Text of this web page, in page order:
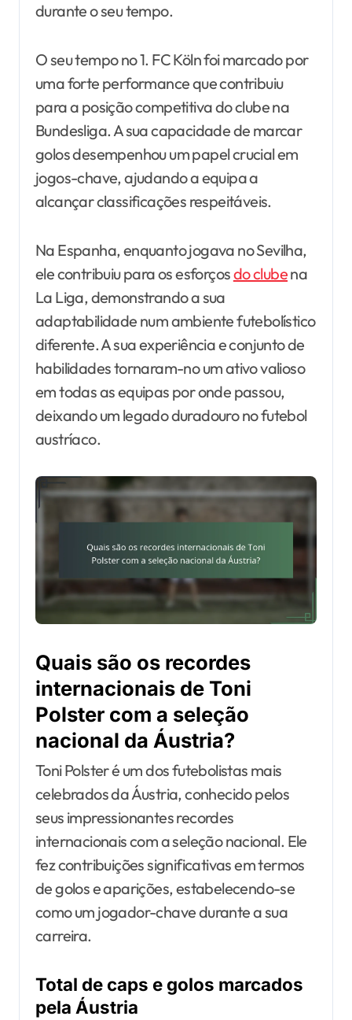
durante o seu tempo.
O seu tempo no 1. FC Köln foi marcado por
uma forte performance que contribuiu
para a posição competitiva do clube na
Bundesliga. A sua capacidade de marcar
golos desempenhou um papel crucial em
jogos-chave, ajudando a equipa a
alcançar classificações respeitáveis.
Na Espanha, enquanto jogava no Sevilha,
ele contribuiu para os esforçosdo clubena
La Liga, demonstrando a sua
adaptabilidade num ambiente futebolístico
diferente. A sua experiência e conjunto de
habilidades tornaram-no um ativo valioso
em todas as equipas por onde passou,
deixando um legado duradouro no futebol
austríaco.
Quais são os recordes
internacionais de Toni
Polster com a seleção
nacional da Áustria?
Toni Polster é um dos futebolistas mais
celebrados da Áustria, conhecido pelos
seus impressionantes recordes
internacionais com a seleção nacional. Ele
fez contribuições significativas em termos
de golos e aparições, estabelecendo-se
como um jogador-chave durante a sua
carreira.
Total de caps e golos marcados
pela Áustria